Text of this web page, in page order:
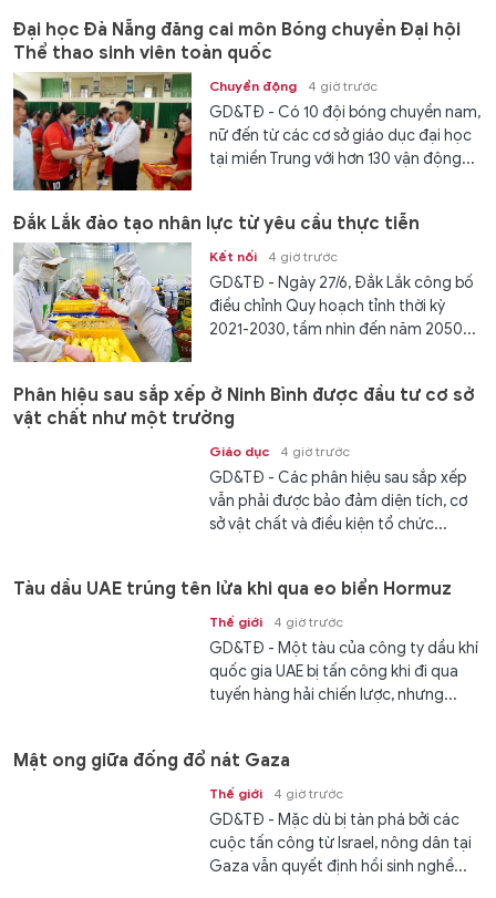
Đại học Đà Nẵng đăng cai môn Bóng chuyền Đại hội
Thể thao sinh viên toàn quốc
Chuyển động 4 giờ trước
GD&TĐ - Có 10 đội bóng chuyền nam,
nữ đến từ các cơ sở giáo dục đại học
tại miền Trung với hơn 130 vận động...
Đắk Lắk đào tạo nhân lực từ yêu cầu thực tiễn
Kết nối 4 giờ trước
GD&TĐ - Ngày 27/6, Đắk Lắk công bố
điều chỉnh Quy hoạch tỉnh thời kỳ
2021-2030, tầm nhìn đến năm 2050...
Phân hiệu sau sắp xếp ở Ninh Bình được đầu tư cơ sở
vật chất như một trường
Giáo dục 4 giờ trước
GD&TĐ - Các phân hiệu sau sắp xếp
vẫn phải được bảo đảm diện tích, cơ
sở vật chất và điều kiện tổ chức...
Tàu dầu UAE trúng tên lửa khi qua eo biển Hormuz
Thế giới 4 giờ trước
GD&TĐ - Một tàu của công ty dầu khí
quốc gia UAE bị tấn công khi đi qua
tuyến hàng hải chiến lược, nhưng...
Mật ong giữa đống đổ nát Gaza
Thế giới 4 giờ trước
GD&TĐ - Mặc dù bị tàn phá bởi các
cuộc tấn công từ Israel, nông dân tại
Gaza vẫn quyết định hồi sinh nghề...